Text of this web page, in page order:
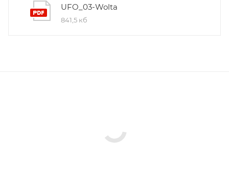
UFO_03-Wolta
841,5 кб